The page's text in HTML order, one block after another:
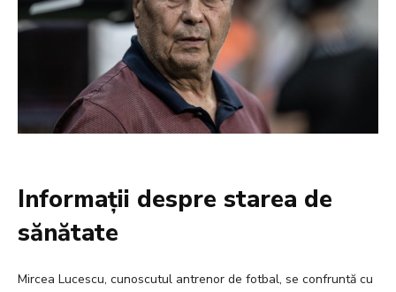
Informații despre starea de
sănătate
Mircea Lucescu, cunoscutul antrenor de fotbal, se confruntă cu